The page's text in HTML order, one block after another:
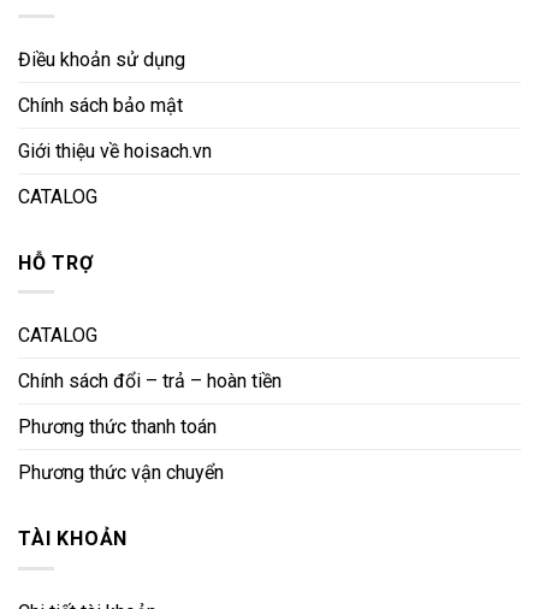
Điều khoản sử dụng
Chính sách bảo mật
Giới thiệu về hoisach.vn
CATALOG
HỖ TRỢ
CATALOG
Chính sách đổi – trả – hoàn tiền
Phương thức thanh toán
Phương thức vận chuyển
TÀI KHOẢN